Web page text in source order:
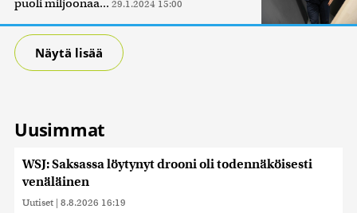
puoli miljoonaa... 29.1.2024 15:00
Näytä lisää
Uusimmat
WSJ: Saksassa löytynyt drooni oli todennäköisesti
venäläinen
Uutiset | 8.8.2026 16:19